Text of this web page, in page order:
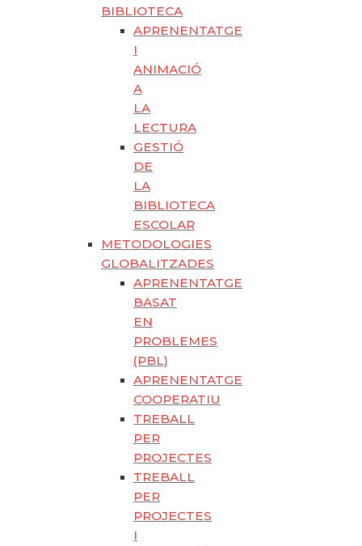
BIBLIOTECA
APRENENTATGE
I
ANIMACIÓ
A
LA
LECTURA
GESTIÓ
DE
LA
BIBLIOTECA
ESCOLAR
METODOLOGIES
GLOBALITZADES
APRENENTATGE
BASAT
EN
PROBLEMES
(PBL)
APRENENTATGE
COOPERATIU
TREBALL
PER
PROJECTES
TREBALL
PER
PROJECTES
I